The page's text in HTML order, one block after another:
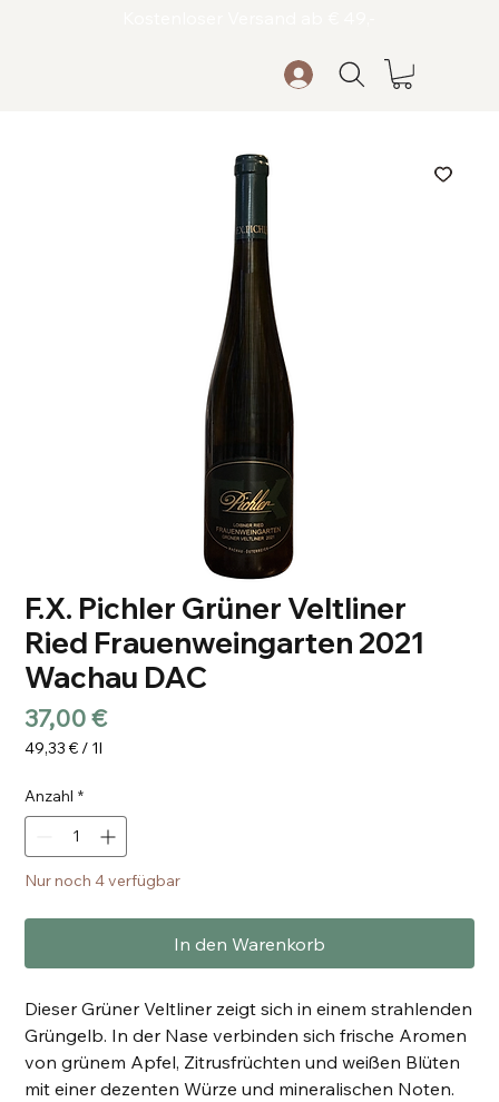
F.X. Pichler Grüner Veltliner
Ried Frauenweingarten 2021
Wachau DAC
37,00 €Preis
49,33 € / 1l
pro
1
Anzahl *
Nur noch 4 verfügbar
In den Warenkorb
Dieser Grüner Veltliner zeigt sich in einem strahlenden
Grüngelb. In der Nase verbinden sich frische Aromen
von grünem Apfel, Zitrusfrüchten und weißen Blüten
mit einer dezenten Würze und mineralischen Noten.